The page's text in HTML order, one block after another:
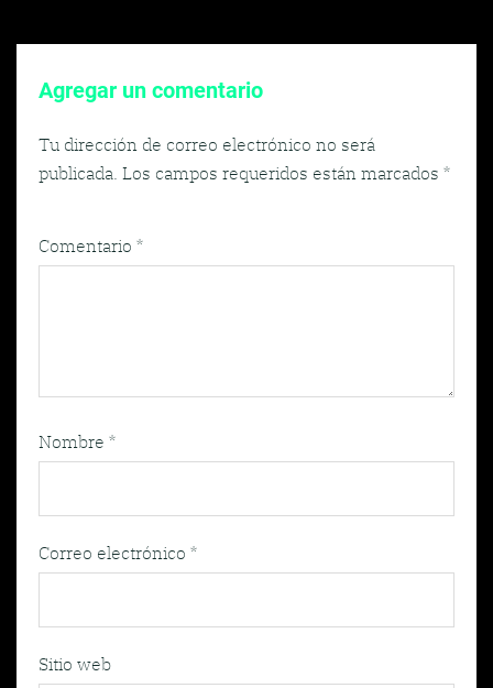
Agregar un comentario
Tu dirección de correo electrónico no será
publicada. Los campos requeridos están marcados *
Comentario *
Nombre *
Correo electrónico *
Sitio web